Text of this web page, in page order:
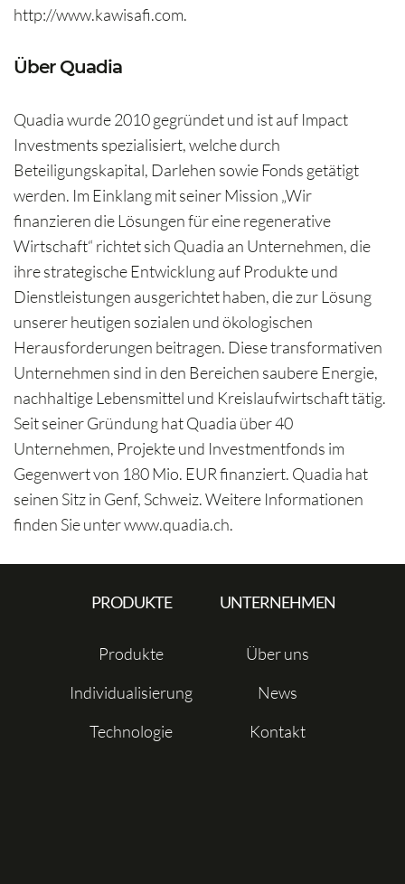
http://www.kawisafi.com.
Über Quadia
Quadia wurde 2010 gegründet und ist auf Impact
Investments spezialisiert, welche durch
Beteiligungskapital, Darlehen sowie Fonds getätigt
werden. Im Einklang mit seiner Mission „Wir
finanzieren die Lösungen für eine regenerative
Wirtschaft“ richtet sich Quadia an Unternehmen, die
ihre strategische Entwicklung auf Produkte und
Dienstleistungen ausgerichtet haben, die zur Lösung
unserer heutigen sozialen und ökologischen
Herausforderungen beitragen. Diese transformativen
Unternehmen sind in den Bereichen saubere Energie,
nachhaltige Lebensmittel und Kreislaufwirtschaft tätig.
Seit seiner Gründung hat Quadia über 40
Unternehmen, Projekte und Investmentfonds im
Gegenwert von 180 Mio. EUR finanziert. Quadia hat
seinen Sitz in Genf, Schweiz. Weitere Informationen
finden Sie unter www.quadia.ch.
PRODUKTE
Produkte
Individualisierung
Technologie
UNTERNEHMEN
Über uns
News
Kontakt